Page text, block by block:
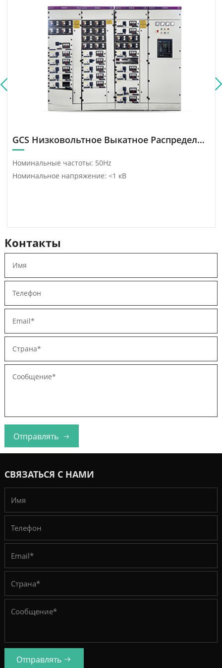
SAIF мощностью 225 МВт,
ПакистанПроект
комбинированного цикла
газотурбинной установки
SAIF мощностью 225 МВт,
Пакистан.
GCS Низковольтное Выкатное Распределительное Устройство
Номинальные частоты: 50Hz
Номинальное напряжение: <1 кВ
Контакты
Отправлять
СВЯЗАТЬСЯ С НАМИ
Отправлять